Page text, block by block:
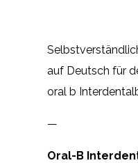
auf Deutsch für
oral b
—
Oral-B